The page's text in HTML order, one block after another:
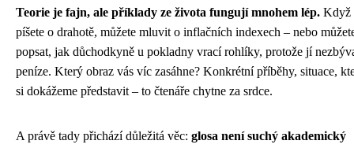
Teorie je fajn, ale příklady ze života fungují mnohem lép. Když
píšete o drahotě, můžete mluvit o inflačních indexech – nebo
popsat, jak důchodkyně u pokladny vrací rohlíky, protože jí
peníze. Který obraz vás víc zasáhne? Konkrétní příběhy, situace,
si dokážeme představit – to čtenáře chytne za srdce.
A právě tady přichází důležitá věc: glosa není suchý akademický